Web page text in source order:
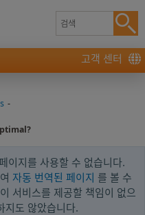
고객 센터
-
이지를 사용할 수 없습니다.
자동 번역된 페이지 를 볼 수
서비스를 제공할 책임이 없으
지도 않았습니다.